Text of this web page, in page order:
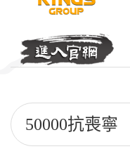
50000抗喪寧